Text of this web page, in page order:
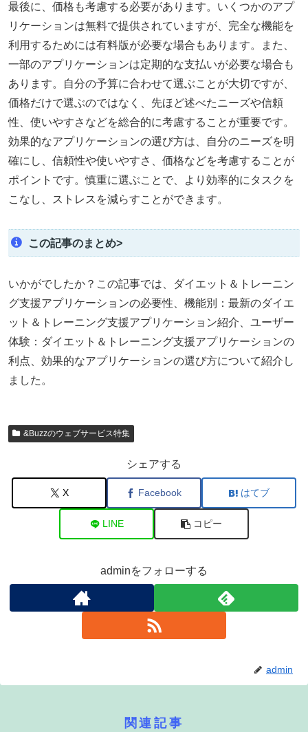
最後に、価格も考慮する必要があります。いくつかのアプ
リケーションは無料で提供されていますが、完全な機能を
利用するためには有料版が必要な場合もあります。また、
一部のアプリケーションは定期的な支払いが必要な場合も
あります。自分の予算に合わせて選ぶことが大切ですが、
価格だけで選ぶのではなく、先ほど述べたニーズや信頼
性、使いやすさなどを総合的に考慮することが重要です。
効果的なアプリケーションの選び方は、自分のニーズを明
確にし、信頼性や使いやすさ、価格などを考慮することが
ポイントです。慎重に選ぶことで、より効率的にタスクを
こなし、ストレスを減らすことができます。
この記事のまとめ>
いかがでしたか？この記事では、ダイエット＆トレーニン
グ支援アプリケーションの必要性、機能別：最新のダイエ
ット＆トレーニング支援アプリケーション紹介、ユーザー
体験：ダイエット＆トレーニング支援アプリケーションの
利点、効果的なアプリケーションの選び方について紹介し
ました。
&Buzzのウェブサービス特集
シェアする
X Facebook はてブ
LINE コピー
adminをフォローする
admin
関連記事